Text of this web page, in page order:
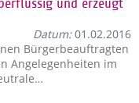
und erzeugt
Datum:01.02.2016
Bürgerbeauftragten
Angelegenheiten im